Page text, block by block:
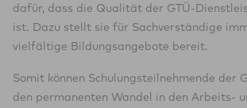
dafür, dass die Qualität der GTÜ-
ist. Dazu stellt sie für Sachverständige
vielfältige Bildungsangebote bereit.
Somit können Schulungsteilnehmende der
den permanenten Wandel in den Arbeits-